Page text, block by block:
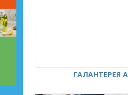
ГАЛАНТЕРЕЯ